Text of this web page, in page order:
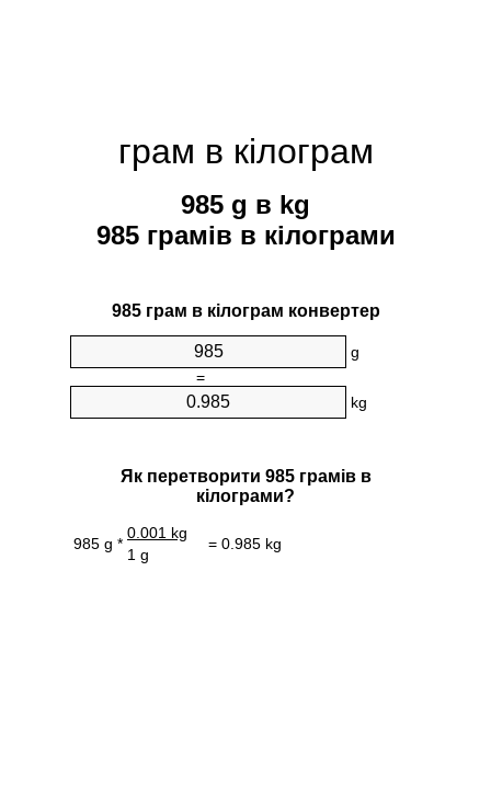
грам в кілограм
985 g в kg
985 грамів в кілограми
985 грам в кілограм конвертер
g
=
kg
Як перетворити 985 грамів в
кілограми?
985 g *
0.001 kg
= 0.985 kg
1 g